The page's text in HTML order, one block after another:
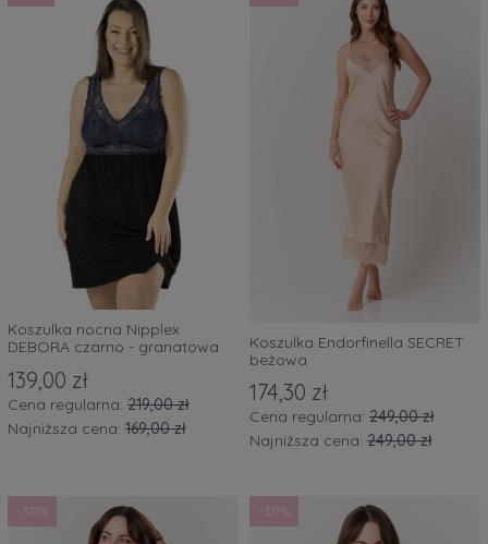
Koszulka nocna Nipplex
DEBORA czarno - granatowa
139,00 zł
Cena regularna: 219,00 zł
Najniższa cena: 169,00 zł
Koszulka Endorfinella SECRET
beżowa
174,30 zł
Cena regularna: 249,00 zł
Najniższa cena: 249,00 zł
-30% -30%